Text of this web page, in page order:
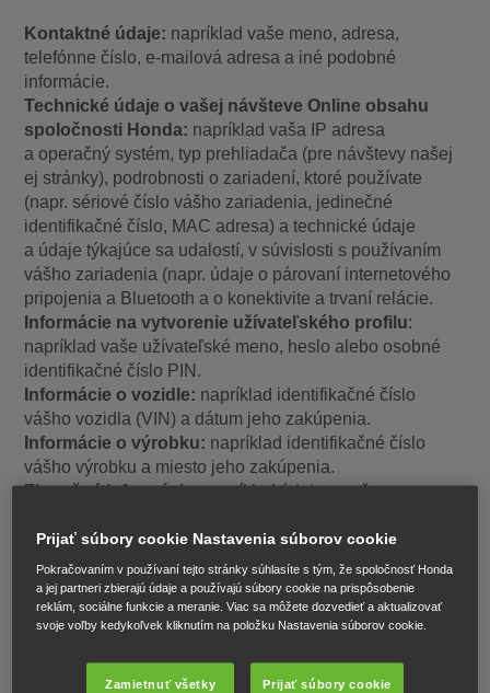
Kontaktné údaje: napríklad vaše meno, adresa,
telefónne číslo, e-mailová adresa a iné podobné
informácie.
Technické údaje o vašej návšteve Online obsahu
spoločnosti Honda: napríklad vaša IP adresa
a operačný systém, typ prehliadača (pre návštevy našej
ej stránky), podrobnosti o zariadení, ktoré používate
(napr. sériové číslo vášho zariadenia, jedinečné
identifikačné číslo, MAC adresa) a technické údaje
a údaje týkajúce sa udalostí, v súvislosti s používaním
vášho zariadenia (napr. údaje o párovaní internetového
pripojenia a Bluetooth a o konektivite a trvaní relácie.
Informácie na vytvorenie užívateľského profilu:
napríklad vaše užívateľské meno, heslo alebo osobné
identifikačné číslo PIN.
Informácie o vozidle: napríklad identifikačné číslo
vášho vozidla (VIN) a dátum jeho zakúpenia.
Informácie o výrobku: napríklad identifikačné číslo
vášho výrobku a miesto jeho zakúpenia.
Finančné informácie:napríklad údaje o vašom
Akékoľvek iné informácie, ktoré nám
poskytnete:napríklad podpisy, fotografie, názory,
informácie o vašej polohe a akékoľvek iné informácie,
ktoré poskytnete.
Prečo získavame, používame a uchovávame tieto
osobné údaje
Prijať súbory cookie Nastavenia súborov cookie
Pokračovaním v používaní tejto stránky súhlasíte s tým, že spoločnosť Honda
a jej partneri zbierajú údaje a používajú súbory cookie na prispôsobenie
reklám, sociálne funkcie a meranie. Viac sa môžete dozvedieť a aktualizovať
svoje voľby kedykoľvek kliknutím na položku Nastavenia súborov cookie.
Zamietnuť všetky Prijať súbory cookie